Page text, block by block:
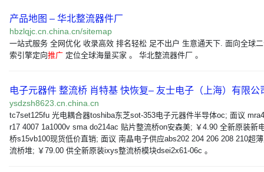
产品地图 – 华北整流器件厂
hbzlqjc.cn.china.cn/sitemap
一站式服务 全网优化 收录高效 排名轻松 足不出户 生意通天下. 面向全球
索引擎定向推广 定位全球海量买家 。 华北整流器件厂 。
电子元器件 整流桥 肖特基 快恢复– 友士电子（上海）有限公
ysdzsh8623.cn.china.cn
tc7set125fu 光电耦合器toshiba东芝sot-353电子元器件半导体oc; 面议
r17 4007 1a1000v sma do214ac 贴片整流桥on安森美; ￥4.90 全新原装新
桥s15vb100现货低价直销; 面议 南晶电子供应abs202 204 206 208 210超
流桥堆; ￥79.00 供全新原装ixys整流桥模块dsei2x61-06c 。